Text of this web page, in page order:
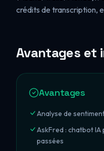
crédits de transcription,
Avantages et
Avantages
Analyse de
AskFred : chatbot
passées